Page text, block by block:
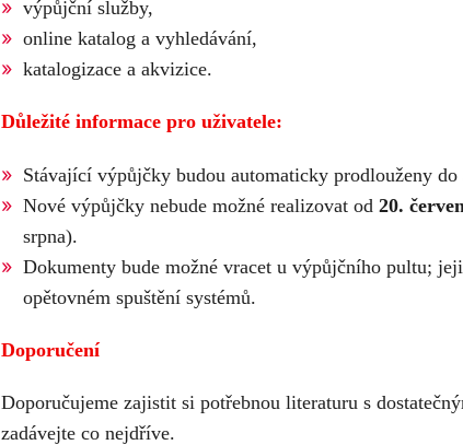
výpůjční služby,
online katalog a vyhledávání,
katalogizace a akvizice.
Důležité informace pro uživatele:
Stávající výpůjčky budou automaticky prodlouženy do
Nové výpůjčky nebude možné realizovat od 20.
srpna).
Dokumenty bude možné vracet u výpůjčního pultu;
opětovném spuštění systémů.
Doporučení
Doporučujeme zajistit si potřebnou literaturu s
zadávejte co nejdříve.